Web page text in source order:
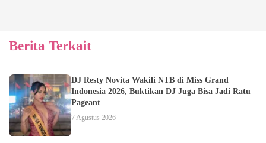
Berita Terkait
DJ Resty Novita Wakili NTB di Miss Grand
Indonesia 2026, Buktikan DJ Juga Bisa Jadi Ratu
Pageant
7 Agustus 2026